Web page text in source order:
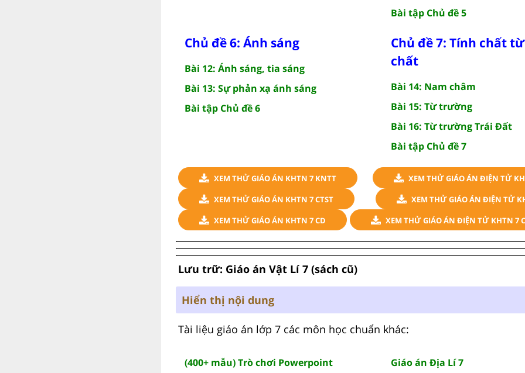
Bài tập Chủ đề 5
Chủ đề 6: Ánh sáng
Bài 12: Ánh sáng, tia sáng
Bài 13: Sự phản xạ ánh sáng
Bài tập Chủ đề 6
Chủ đề 7: Tính chất
chất
Bài 14: Nam châm
Bài 15: Từ trường
Bài 16: Từ trường Trái Đất
Bài tập Chủ đề 7
XEM THỬ GIÁO ÁN KHTN 7 KNTT
XEM THỬ GIÁO ÁN ĐIỆN TỬ
XEM THỬ GIÁO ÁN KHTN 7 CTST
XEM THỬ GIÁO ÁN ĐIỆN TỬ
XEM THỬ GIÁO ÁN KHTN 7 CD
XEM THỬ GIÁO ÁN ĐIỆN TỬ KHTN 7
Lưu trữ: Giáo án Vật Lí 7 (sách cũ)
Hiển thị nội dung
Tài liệu giáo án lớp 7 các môn học chuẩn khác:
(400+ mẫu) Trò chơi Powerpoint
Giáo án Địa Lí 7